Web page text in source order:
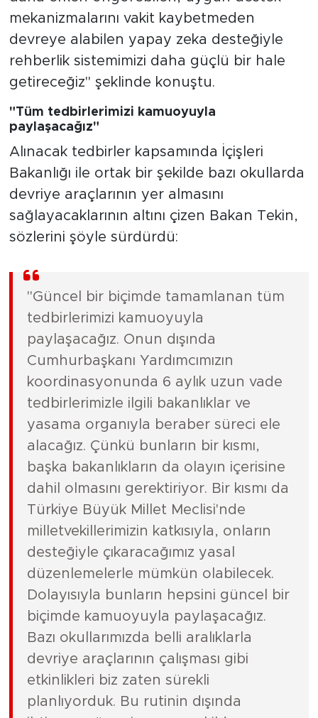
mekanizmalarını vakit kaybetmeden
devreye alabilen yapay zeka desteğiyle
rehberlik sistemimizi daha güçlü bir hale
getireceğiz" şeklinde konuştu.
"Tüm tedbirlerimizi kamuoyuyla
paylaşacağız"
Alınacak tedbirler kapsamında İçişleri
Bakanlığı ile ortak bir şekilde bazı okullarda
devriye araçlarının yer almasını
sağlayacaklarının altını çizen Bakan Tekin,
sözlerini şöyle sürdürdü:
"Güncel bir biçimde tamamlanan tüm
tedbirlerimizi kamuoyuyla
paylaşacağız. Onun dışında
Cumhurbaşkanı Yardımcımızın
koordinasyonunda 6 aylık uzun vade
tedbirlerimizle ilgili bakanlıklar ve
yasama organıyla beraber süreci ele
alacağız. Çünkü bunların bir kısmı,
başka bakanlıkların da olayın içerisine
dahil olmasını gerektiriyor. Bir kısmı da
Türkiye Büyük Millet Meclisi'nde
milletvekillerimizin katkısıyla, onların
desteğiyle çıkaracağımız yasal
düzenlemelerle mümkün olabilecek.
Dolayısıyla bunların hepsini güncel bir
biçimde kamuoyuyla paylaşacağız.
Bazı okullarımızda belli aralıklarla
devriye araçlarının çalışması gibi
etkinlikleri biz zaten sürekli
planlıyorduk. Bu rutinin dışında